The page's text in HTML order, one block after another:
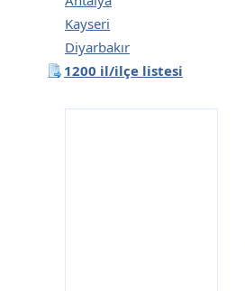
Kayseri
Diyarbakır
1200 il/ilçe listesi